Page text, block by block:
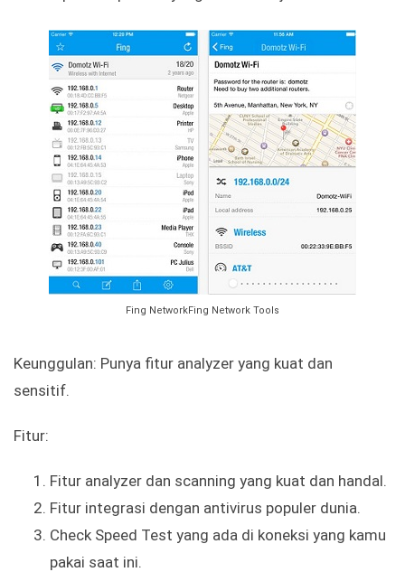
Fing NetworkFing Network Tools
Keunggulan: Punya fitur analyzer yang kuat dan
sensitif.
Fitur:
Fitur analyzer dan scanning yang kuat dan handal.
Fitur integrasi dengan antivirus populer dunia.
Check Speed Test yang ada di koneksi yang kamu
pakai saat ini.